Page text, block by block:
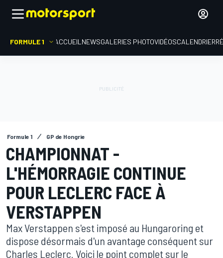
FORMULE 1 ACCUEIL NEWSGALERIES PHOTOVIDÉOSCALENDRIER
Formule 1 GP de Hongrie
CHAMPIONNAT -
L'HÉMORRAGIE CONTINUE
POUR LECLERC FACE À
VERSTAPPEN
Max Verstappen s'est imposé au Hungaroring et
dispose désormais d'un avantage conséquent sur
Charles Leclerc. Voici le point complet sur le